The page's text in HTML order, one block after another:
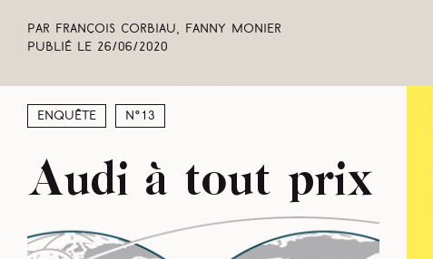
Par François Corbiau, Fanny Monier
Publié le 26/06/2020
Enquête N°13
Audi à tout prix